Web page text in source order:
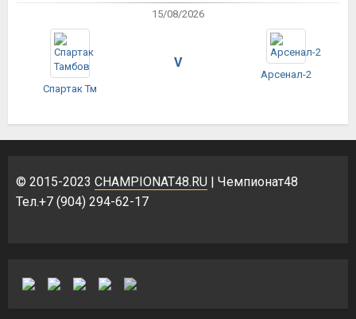
15/08/2026
Спартак Тм
V
Арсенал-2
© 2015-2023 CHAMPIONAT48.RU | Чемпионат48
Тел.+7 (904) 294-62-17